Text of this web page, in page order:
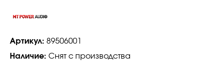
Артикул: 89506001
Наличие: Снят с производства